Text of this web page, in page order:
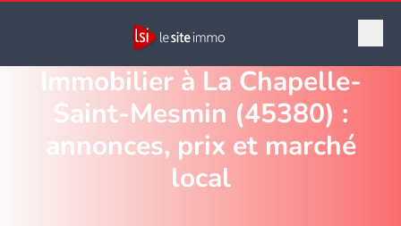
Immobilier à La Chapelle-
Saint-Mesmin (45380) :
annonces, prix et marché
local